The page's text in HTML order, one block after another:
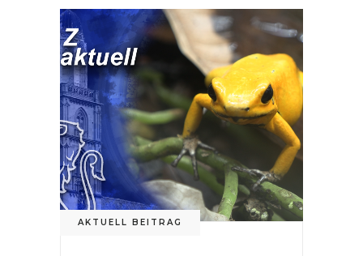
AKTUELL BEITRAG